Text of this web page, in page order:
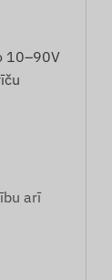
10–90V
arī